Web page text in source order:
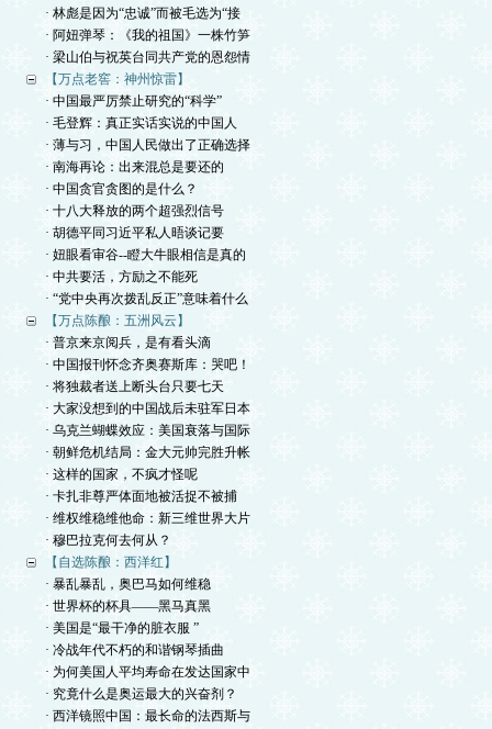
· 林彪是因为“忠诚”而被毛选为“接
· 阿妞弹琴：《我的祖国》一株竹笋
· 梁山伯与祝英台同共产党的恩怨情
【万点老窖：神州惊雷】
· 中国最严厉禁止研究的“科学”
· 毛登辉：真正实话实说的中国人
· 薄与习，中国人民做出了正确选择
· 南海再论：出来混总是要还的
· 中国贪官贪图的是什么？
· 十八大释放的两个超强烈信号
· 胡德平同习近平私人晤谈记要
· 妞眼看审谷--瞪大牛眼相信是真的
· 中共要活，方励之不能死
· “党中央再次拨乱反正”意味着什么
【万点陈酿：五洲风云】
· 普京来京阅兵，是有看头滴
· 中国报刊怀念齐奥赛斯库：哭吧！
· 将独裁者送上断头台只要七天
· 大家没想到的中国战后未驻军日本
· 乌克兰蝴蝶效应：美国衰落与国际
· 朝鲜危机结局：金大元帅完胜升帐
· 这样的国家，不疯才怪呢
· 卡扎非尊严体面地被活捉不被捕
· 维权维稳维他命：新三维世界大片
· 穆巴拉克何去何从？
【自选陈酿：西洋红】
· 暴乱暴乱，奥巴马如何维稳
· 世界杯的杯具——黑马真黑
· 美国是“最干净的脏衣服 ”
· 冷战年代不朽的和谐钢琴插曲
· 为何美国人平均寿命在发达国家中
· 究竟什么是奥运最大的兴奋剂？
· 西洋镜照中国：最长命的法西斯与